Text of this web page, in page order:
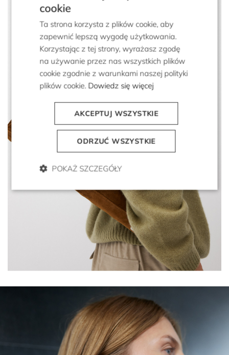
JZ 2026
cookie
Ta strona korzysta z plików cookie, aby
zapewnić lepszą wygodę użytkowania.
Korzystając z tej strony, wyrażasz zgodę
na używanie przez nas wszystkich plików
cookie zgodnie z warunkami naszej polityki
plików cookie. Dowiedz się więcej
AKCEPTUJ WSZYSTKIE
ODRZUĆ WSZYSTKIE
POKAŻ SZCZEGÓŁY